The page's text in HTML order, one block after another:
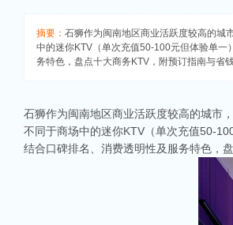
摘要： 石狮作为闽南地区商业活跃度较高的城
中的迷你KTV（单次充值50-100元但体验单一
务特色，盘点十大商务KTV，附预订指南与省钱
石狮作为闽南地区商业活跃度较高的城市
不同于商场中的迷你KTV（单次充值50-
结合口碑排名、消费透明性及服务特色，